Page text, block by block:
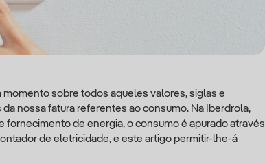
sobre todos aqueles valores, siglas e
nossa fatura referentes ao consumo. Na Iberdrola,
fornecimento de energia, o consumo é apurado através
de eletricidade, e este artigo permitir-lhe-á